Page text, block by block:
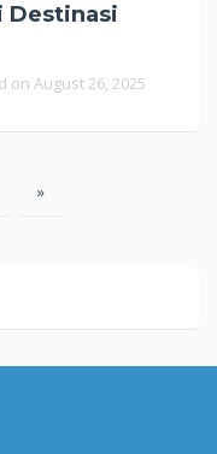
Destinasi
on August 26, 2025
»